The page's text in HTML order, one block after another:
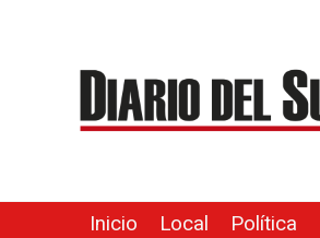
contenido
Inicio Local Política